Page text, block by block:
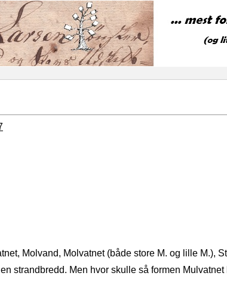
Molvand, Molvatnet (både store M. og lille M.),
strandbredd. Men hvor skulle så formen